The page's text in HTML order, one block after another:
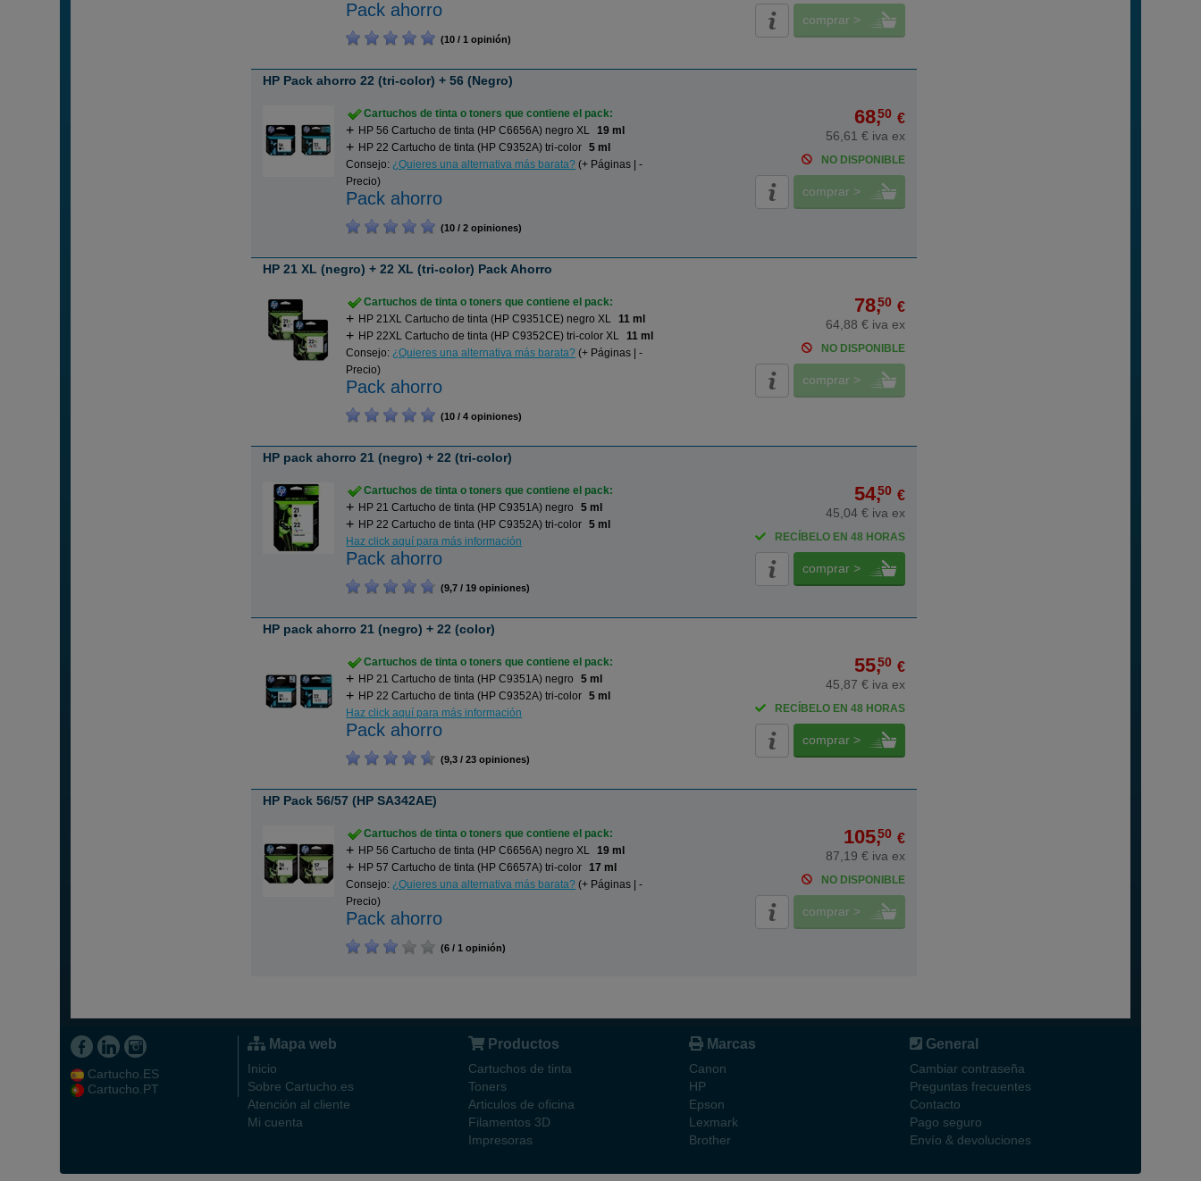
Pack ahorro
(10 / 1 opinión)
comprar >
HP Pack ahorro 22 (tri-color) + 56 (Negro)
Cartuchos de tinta o toners que contiene el pack:
HP 56 Cartucho de tinta (HP C6656A) negro XL 19 ml
HP 22 Cartucho de tinta (HP C9352A) tri-color 5 ml
Consejo: ¿Quieres una alternativa más barata? (+ Páginas | -
Precio)
Pack ahorro
(10 / 2 opiniones)
68,50 €
56,61 € iva ex
NO DISPONIBLE
comprar >
HP 21 XL (negro) + 22 XL (tri-color) Pack Ahorro
Cartuchos de tinta o toners que contiene el pack:
HP 21XL Cartucho de tinta (HP C9351CE) negro XL 11 ml
HP 22XL Cartucho de tinta (HP C9352CE) tri-color XL 11 ml
Consejo:¿Quieres una alternativa más barata? (+ Páginas | -
Precio)
Pack ahorro
(10 / 4 opiniones)
78,50 €
64,88 € iva ex
NO DISPONIBLE
comprar >
HP pack ahorro 21 (negro) + 22 (tri-color)
Cartuchos de tinta o toners que contiene el pack:
HP 21 Cartucho de tinta (HP C9351A) negro
5 ml
HP 22 Cartucho de tinta (HP C9352A) tri-color 5 ml
Haz click aquí para más información
Pack ahorro
(9,7 / 19 opiniones)
54,50 €
45,04 € iva ex
RECÍBELO EN 48 HORAS
comprar >
HP pack ahorro 21 (negro) + 22 (color)
Cartuchos de tinta o toners que contiene el pack:
HP 21 Cartucho de tinta (HP C9351A) negro
5 ml
HP 22 Cartucho de tinta (HP C9352A) tri-color 5 ml
Haz click aquí para más información
Pack ahorro
(9,3 / 23 opiniones)
55,50 €
45,87 € iva ex
RECÍBELO EN 48 HORAS
comprar >
HP Pack 56/57 (HP SA342AE)
Cartuchos de tinta o toners que contiene el pack:
HP 56 Cartucho de tinta (HP C6656A) negro XL 19 ml
HP 57 Cartucho de tinta (HP C6657A) tri-color 17 ml
Consejo: ¿Quieres una alternativa más barata? (+ Páginas | -
Precio)
Pack ahorro
(6 / 1 opinión)
105,50 €
87,19 € iva ex
NO DISPONIBLE
comprar >
Cartucho.ES
Cartucho.PT
Mapa web
Inicio
Sobre Cartucho.es
Atención al cliente
Mi cuenta
Productos
Cartuchos de tinta
Toners
Articulos de oficina
Filamentos 3D
Impresoras
Marcas
Canon
HP
Epson
Lexmark
Brother
General
Cambiar contraseña
Preguntas frecuentes
Contacto
Pago seguro
Envío & devoluciones